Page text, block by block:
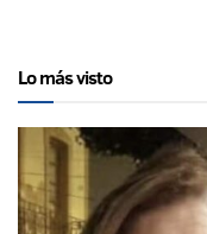
Lo más visto